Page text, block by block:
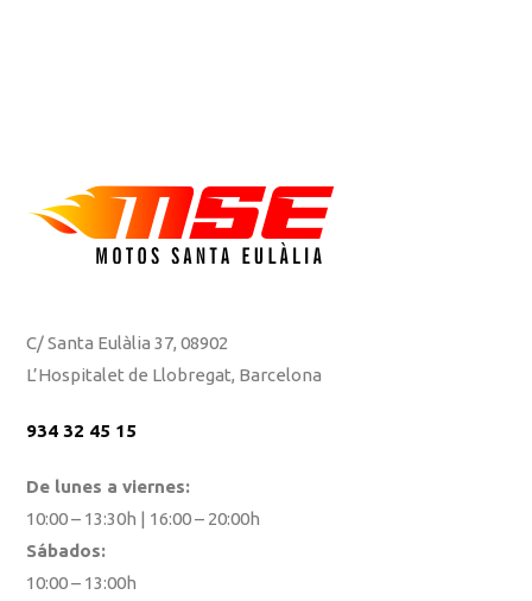
C/ Santa Eulàlia 37, 08902
L’Hospitalet de Llobregat, Barcelona
934 32 45 15
De lunes a viernes:
10:00 – 13:30h | 16:00 – 20:00h
Sábados:
10:00 – 13:00h